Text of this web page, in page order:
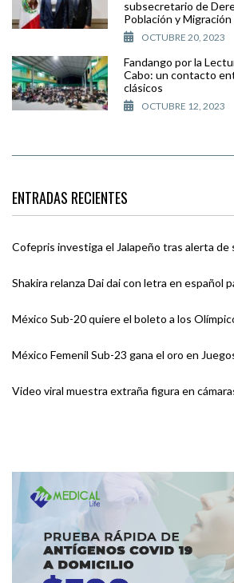
subsecretario de
Población y Migración
OCTUBRE 20, 2023
Fandango por la
Cabo: un contacto
clásicos
OCTUBRE 12, 2023
ENTRADAS RECIENTES
Cofepris investiga el Jalapeño tras alerta de
Shakira relanza Dai dai con letra en español
México Sub-20 quiere el boleto a los
México Femenil Sub-23 gana el oro en
Video viral muestra extraña figura en